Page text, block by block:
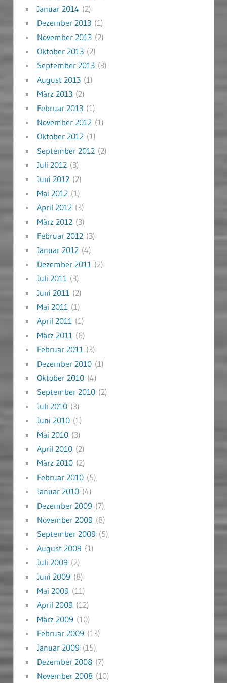
Januar 2014 (2)
Dezember 2013(1)
November 2013(2)
Oktober 2013(2)
September 2013(3)
August 2013(1)
März 2013(2)
Februar 2013(1)
November 2012(1)
Oktober 2012(1)
September 2012(2)
Juli 2012(3)
Juni 2012(2)
Mai 2012(1)
April 2012(3)
März 2012(3)
Februar 2012(3)
Januar 2012(4)
Dezember 2011 (2)
Juli 2011 (3)
Juni 2011 (2)
Mai 2011 (1)
April 2011 (1)
März 2011 (6)
Februar 2011 (3)
Dezember 2010(1)
Oktober 2010(4)
September 2010(2)
Juli 2010(3)
Juni 2010(1)
Mai 2010(3)
April 2010(2)
März 2010(2)
Februar 2010(5)
Januar 2010(4)
Dezember 2009 (7)
November 2009 (8)
September 2009 (5)
August 2009 (1)
Juli 2009 (2)
Juni 2009 (8)
Mai 2009 (11)
April 2009 (12)
März 2009 (10)
Februar 2009 (13)
Januar 2009 (15)
Dezember 2008(7)
November 2008(10)